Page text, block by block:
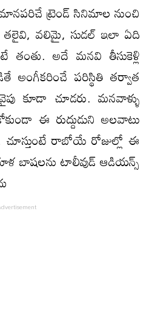
ట్రెండ్ సినిమాల నుంచి
వలిమై, సుడల్ ఇలా ఏది
తంతు. అదే మనవి తీసుకెళ్లి
పరిస్థితి తర్వాత
కూడా చూడరు. మనవాళ్ళు
ఈ రుద్దుడుని అలవాటు
చూస్తుంటే రాబోయే రోజుల్లో ఈ
బాషలను టాలీవుడ్ ఆడియన్స్